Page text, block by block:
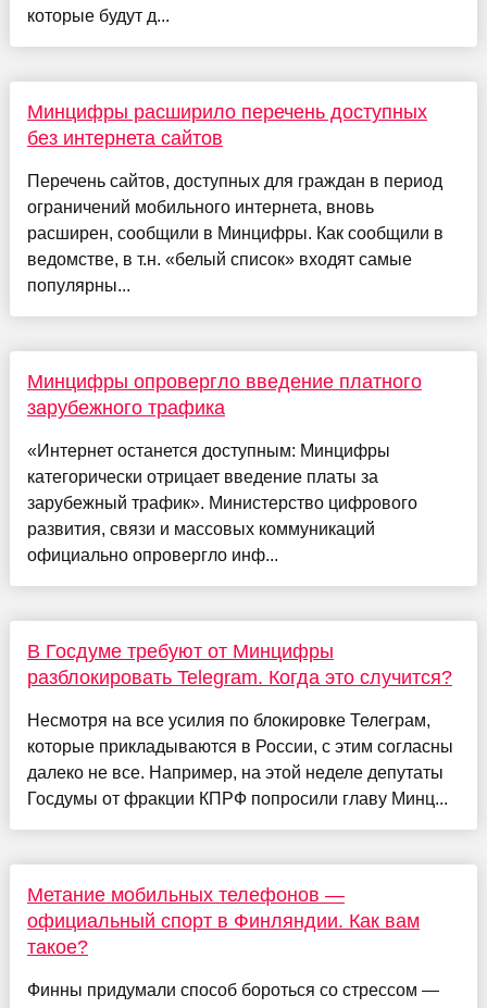
которые будут д...
Минцифры расширило перечень доступных
без интернета сайтов
Перечень сайтов, доступных для граждан в период
ограничений мобильного интернета, вновь
расширен, сообщили в Минцифры. Как сообщили в
ведомстве, в т.н. «белый список» входят самые
популярны...
Минцифры опровергло введение платного
зарубежного трафика
«Интернет останется доступным: Минцифры
категорически отрицает введение платы за
зарубежный трафик». Министерство цифрового
развития, связи и массовых коммуникаций
официально опровергло инф...
В Госдуме требуют от Минцифры
разблокировать Telegram. Когда это случится?
Несмотря на все усилия по блокировке Телеграм,
которые прикладываются в России, с этим согласны
далеко не все. Например, на этой неделе депутаты
Госдумы от фракции КПРФ попросили главу Минц...
Метание мобильных телефонов —
официальный спорт в Финляндии. Как вам
такое?
Финны придумали способ бороться со стрессом —